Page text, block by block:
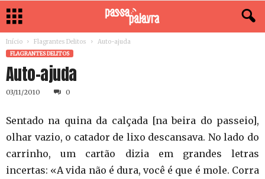
Início Flagrantes Delitos Auto-ajuda
FLAGRANTES DELITOS
Auto-ajuda
03/11/2010 0
Sentado na quina da calçada [na beira do passeio],
olhar vazio, o catador de lixo descansava. No lado do
carrinho, um cartão dizia em grandes letras
incertas: «A vida não é dura, você é que é mole. Corra